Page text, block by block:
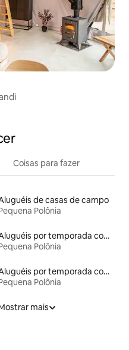
Coisas para fazer
de casas de campo
Polônia
Aluguéis por temporada com banheira de hidromassagem
Polônia
Aluguéis por temporada com acesso ao lago
Polônia
mais